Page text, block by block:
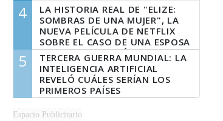
4
LA HISTORIA REAL DE "ELIZE:
SOMBRAS DE UNA MUJER", LA
NUEVA PELÍCULA DE NETFLIX
SOBRE EL CASO DE UNA ESPOSA
QUE DESCUARTIZÓ A SU
MARIDO
5
TERCERA GUERRA MUNDIAL: LA
INTELIGENCIA ARTIFICIAL
REVELÓ CUÁLES SERÍAN LOS
PRIMEROS PAÍSES
LATINOAMERICANOS EN SER
DERROTADOS
Espacio Publicitario